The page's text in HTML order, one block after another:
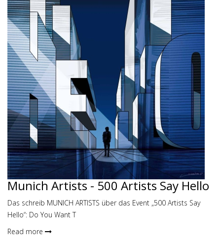
Munich Artists - 500 Artists Say Hello
Das schreib MUNICH ARTISTS über das Event „500 Artists Say
Hello“: Do You Want T
Read more